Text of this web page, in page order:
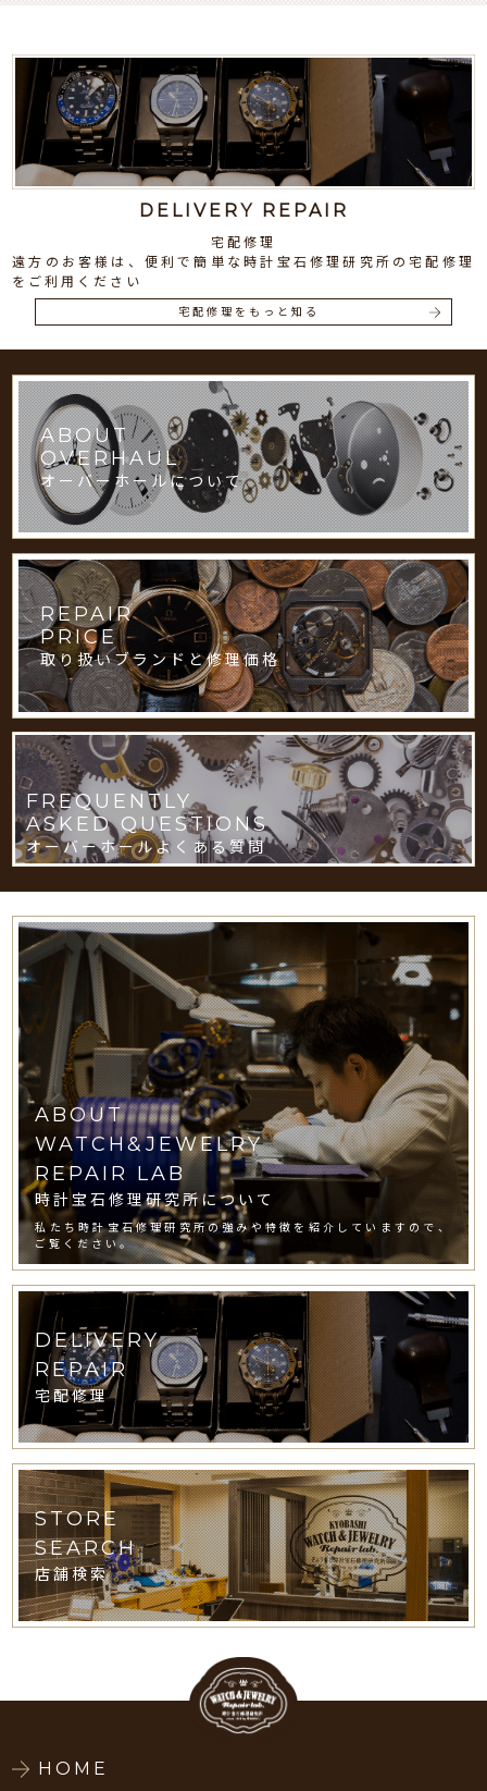
DELIVERY REPAIR
宅配修理
遠方のお客様は、便利で簡単な時計宝石修理研究所の宅配修理
をご利用ください
宅配修理をもっと知る
ABOUT
OVERHAUL
オーバーホールについて
REPAIR
PRICE
取り扱いブランドと修理価格
FREQUENTLY
ASKED QUESTIONS
オーバーホールよくある質問
ABOUT
WATCH&JEWELRY
REPAIR LAB
時計宝石修理研究所について
私たち時計宝石修理研究所の強みや特徴を紹介していますので、
ご覧ください。
DELIVERY
REPAIR
宅配修理
STORE
SEARCH
店舗検索
HOME